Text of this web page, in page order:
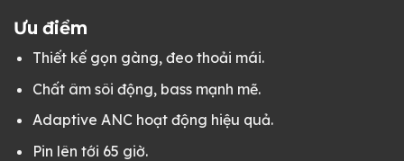
Ưu điểm
Thiết kế gọn gàng, đeo thoải mái.
Chất âm sôi động, bass mạnh mẽ.
Adaptive ANC hoạt động hiệu quả.
Pin lên tới 65 giờ.